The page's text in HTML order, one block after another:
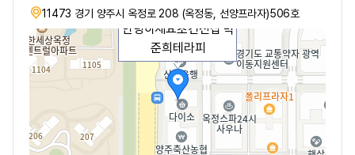
11473 경기 양주시 옥정로 208 (옥정동, 선양프라자)506호
안녕하세요초건전샵 박
준희테라피